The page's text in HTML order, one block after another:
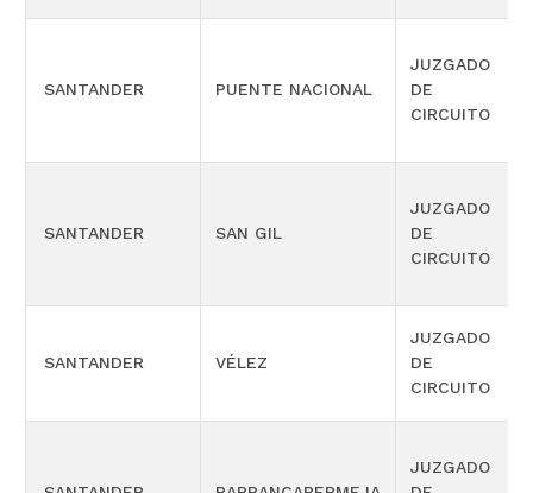
SANTANDER PUENTE NACIONAL
JUZGADO
DE
CIRCUITO
SANTANDER SAN GIL
JUZGADO
DE
CIRCUITO
SANTANDER VÉLEZ
JUZGADO
DE
CIRCUITO
JUZGADO